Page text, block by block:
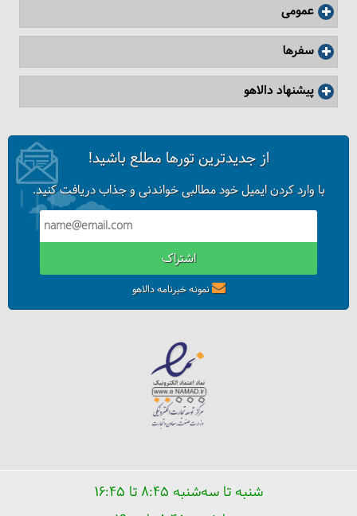
عمومی
سفرها
پیشنهاد دالاهو
از جدیدترین تورها مطلع باشید!
با وارد کردن ایمیل خود مطالبی خواندنی و جذاب دریافت کنید.
اشتراک
نمونه خبرنامه دالاهو
شنبه تا سه‌شنبه ۸:۴۵ تا ۱۶:۴۵